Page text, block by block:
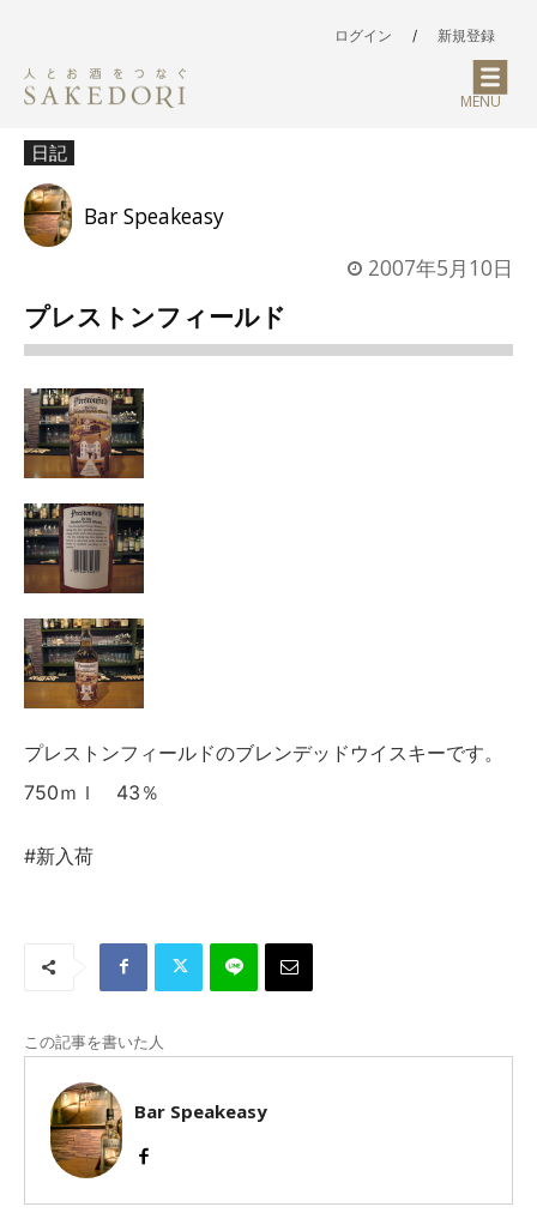
ログイン / 新規登録
MENU
日記
Bar Speakeasy
2007年5月10日
プレストンフィールド
プレストンフィールドのブレンデッドウイスキーです。
750ｍｌ 43％
#新入荷
この記事を書いた人
Bar Speakeasy